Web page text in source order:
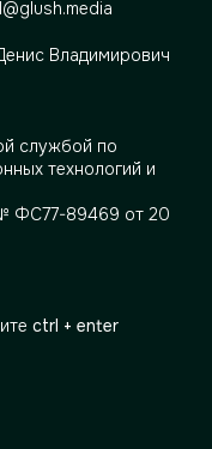
Владимирович
службой по
технологий и
ФС77-89469 от 20
ctrl + enter